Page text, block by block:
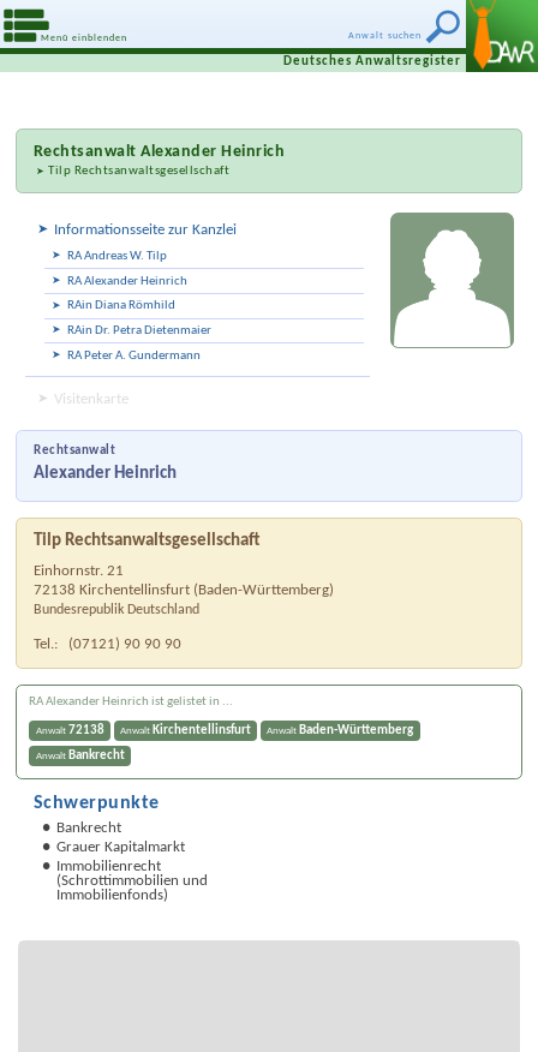
Anwalt suchen
Menü einblenden
Deutsches Anwaltsregister
RechtsanwaltAlexander Heinrich
Tilp Rechtsanwaltsgesellschaft
Informationsseite zur Kanzlei
RA Andreas W. Tilp
RA Alexander Heinrich
RAin Diana Römhild
RAin Dr. Petra Dietenmaier
RA Peter A. Gundermann
Visitenkarte
Rechtsanwalt
Alexander Heinrich
Tilp Rechtsanwaltsgesellschaft
Einhornstr. 21
72138 Kirchentellinsfurt ( Baden-Württemberg)
Bundesrepublik Deutschland
Tel.: (07121) 90 90 90
RA Alexander Heinrich ist gelistet in ...
Anwalt 72138 Anwalt Kirchentellinsfurt Anwalt Baden-Württemberg
Anwalt Bankrecht
Schwerpunkte
Bankrecht
Grauer Kapitalmarkt
Immobilienrecht
(Schrottimmobilien und
Immobilienfonds)